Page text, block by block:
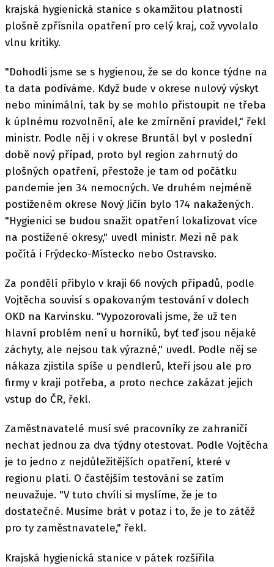
krajská hygienická stanice s okamžitou platností
plošně zpřísnila opatření pro celý kraj, což vyvolalo
vlnu kritiky.
"Dohodli jsme se s hygienou, že se do konce týdne na
ta data podíváme. Když bude v okrese nulový výskyt
nebo minimální, tak by se mohlo přistoupit ne třeba
k úplnému rozvolnění, ale ke zmírnění pravidel," řekl
ministr. Podle něj i v okrese Bruntál byl v poslední
době nový případ, proto byl region zahrnutý do
plošných opatření, přestože je tam od počátku
pandemie jen 34 nemocných. Ve druhém nejméně
postiženém okrese Nový Jičín bylo 174 nakažených.
"Hygienici se budou snažit opatření lokalizovat více
na postižené okresy," uvedl ministr. Mezi ně pak
počítá i Frýdecko-Místecko nebo Ostravsko.
Za pondělí přibylo v kraji 66 nových případů, podle
Vojtěcha souvisí s opakovaným testování v dolech
OKD na Karvinsku. "Vypozorovali jsme, že už ten
hlavní problém není u horníků, byť teď jsou nějaké
záchyty, ale nejsou tak výrazné," uvedl. Podle něj se
nákaza zjistila spíše u pendlerů, kteří jsou ale pro
firmy v kraji potřeba, a proto nechce zakázat jejich
vstup do ČR, řekl.
Zaměstnavatelé musí své pracovníky ze zahraničí
nechat jednou za dva týdny otestovat. Podle Vojtěcha
je to jedno z nejdůležitějších opatření, které v
regionu platí. O častějším testování se zatím
neuvažuje. "V tuto chvíli si myslíme, že je to
dostatečné. Musíme brát v potaz i to, že je to zátěž
pro ty zaměstnavatele," řekl.
Krajská hygienická stanice v pátek rozšířila